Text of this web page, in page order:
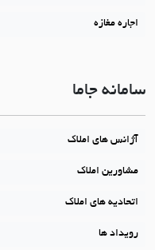
اجاره مغازه
سامانه جاما
آژانس های املاک
مشاورین املاک
اتحادیه های املاک
رویداد ها